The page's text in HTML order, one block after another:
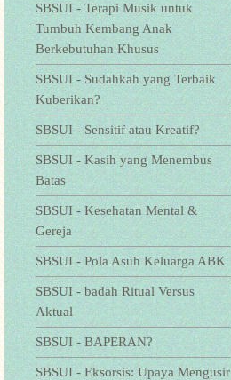
SBSUI - Terapi Musik untuk
Tumbuh Kembang Anak
Berkebutuhan Khusus
SBSUI - Sudahkah yang Terbaik
Kuberikan?
SBSUI - Sensitif atau Kreatif?
SBSUI - Kasih yang Menembus
Batas
SBSUI - Kesehatan Mental &
Gereja
SBSUI - Pola Asuh Keluarga ABK
SBSUI - badah Ritual Versus
Aktual
SBSUI - BAPERAN?
SBSUI - Eksorsis: Upaya Mengusir